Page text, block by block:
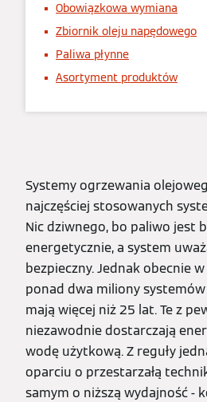
Obowiązkowa wymiana
Zbiornik oleju napędowego
Paliwa płynne
Asortyment produktów
Systemy ogrzewania
najczęściej stosowanych
Nic dziwnego, bo paliwo jest
energetycznie, a system
bezpieczny. Jednak obecnie
ponad dwa miliony
mają więcej niż 25 lat. Te z
niezawodnie dostarczają
wodę użytkową. Z reguły
oparciu o przestarzałą
samym o niższą wydajność -